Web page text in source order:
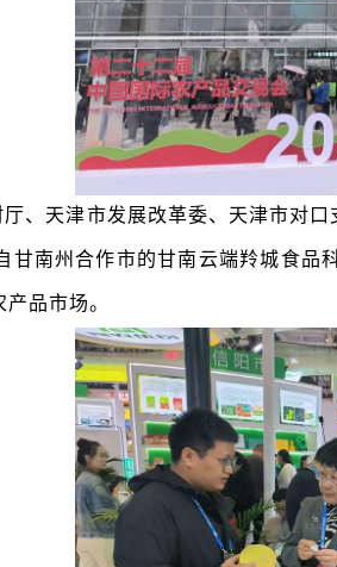
、天津市发展改革委、天津市对
甘南州合作市的甘南云端羚城食品
产品市场。